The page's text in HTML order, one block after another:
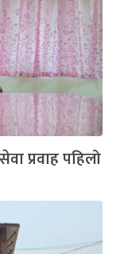
प्रवाह पहिलो